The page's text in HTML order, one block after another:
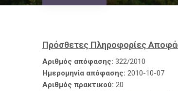
Πρόσθετες Πληροφορίες
Αριθμός απόφασης: 322/2010
Ημερομηνία απόφασης: 2010-10-07
Αριθμός πρακτικού: 20